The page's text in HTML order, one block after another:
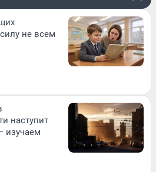
не всем
наступит
изучаем